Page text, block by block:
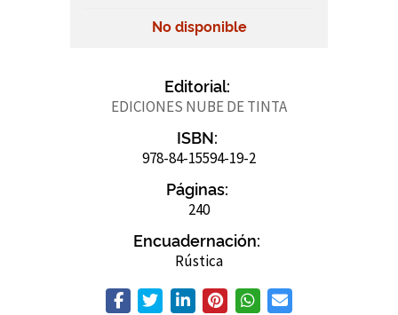
No disponible
Editorial:
EDICIONES NUBE DE TINTA
ISBN:
978-84-15594-19-2
Páginas:
240
Encuadernación:
Rústica